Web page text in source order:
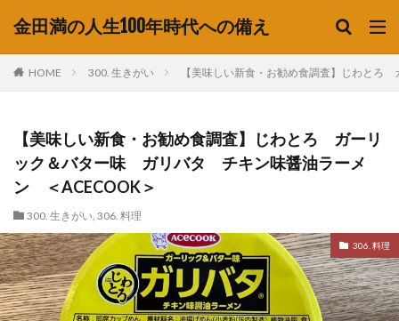
金田満の人生100年時代への備え
HOME 300. 生きがい 【美味しい新食・お勧め食調査】じわと
【美味しい新食・お勧め食調査】じわとろ ガーリ
ック＆バター味 ガリバタ チキン味醤油ラーメ
ン ＜ACECOOK＞
300. 生きがい, 306. 料理
306. 料理